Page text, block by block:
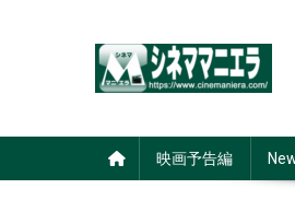
映画予告編